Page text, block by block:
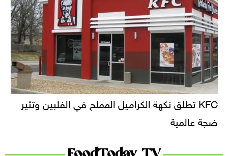
KFC تطلق نكهة الكراميل المملح في الفلبين وتثير
ضجة عالمية